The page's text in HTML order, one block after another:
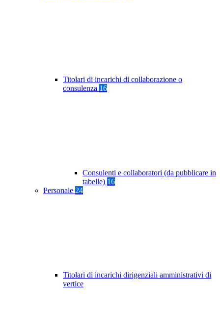
Titolari di incarichi di collaborazione o
consulenza 16
Consulenti e collaboratori (da pubblicare in
tabelle) 16
Personale 24
Titolari di incarichi dirigenziali amministrativi di
vertice